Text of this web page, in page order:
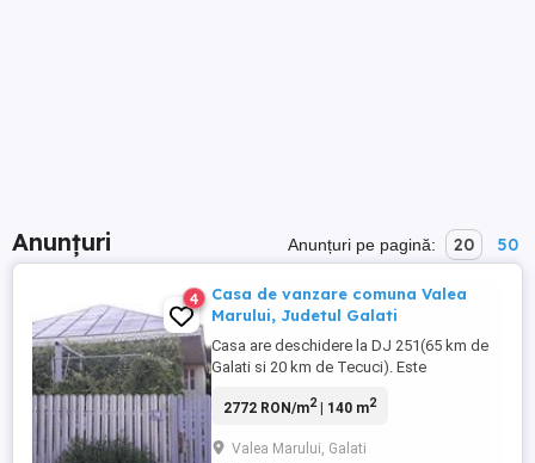
Anunțuri Anunțuri pe pagină: 20 50
4
Casa de vanzare comuna Valea
Marului, Judetul Galati
Casa are deschidere la DJ 251(65 km de
Galati si 20 km de Tecuci). Este
living spatios, baie, bucatarie, hol si
electricitate, canalizare, servicii complete
2772 RON/m2| 140 m2
Valea Marului, Galati